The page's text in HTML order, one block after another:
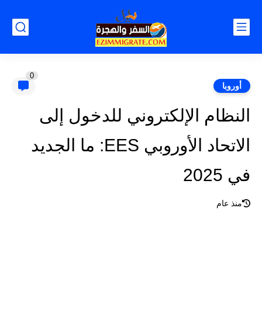
أوروبا
0
النظام الإلكتروني للدخول إلى
الاتحاد الأوروبي EES: ما الجديد
في 2025
منذ عام